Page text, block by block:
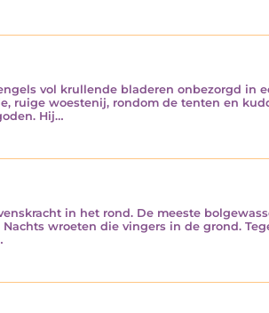
vol krullende bladeren onbezorgd in
ruige woestenij, rondom de tenten en
Hij…
in het rond. De meeste
wroeten die vingers in de grond.